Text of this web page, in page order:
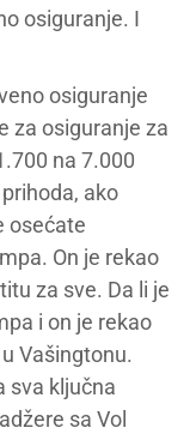
osiguranje. I
osiguranje
za osiguranje za
na 7.000
ako
osećate
On je rekao
za sve. Da li je
i on je rekao
Vašingtonu.
sva ključna
sa Vol